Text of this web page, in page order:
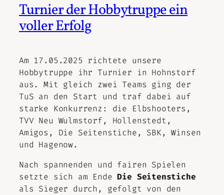
Turnier der Hobbytruppe ein
voller Erfolg
Am 17.05.2025 richtete unsere
Hobbytruppe ihr Turnier in Hohnstorf
aus. Mit gleich zwei Teams ging der
TuS an den Start und traf dabei auf
starke Konkurrenz: die Elbshooters,
TVV Neu Wulmstorf, Hollenstedt,
Amigos, Die Seitenstiche, SBK, Winsen
und Hagenow.
Nach spannenden und fairen Spielen
setzte sich am EndeDie Seitenstiche
als Sieger durch, gefolgt von den